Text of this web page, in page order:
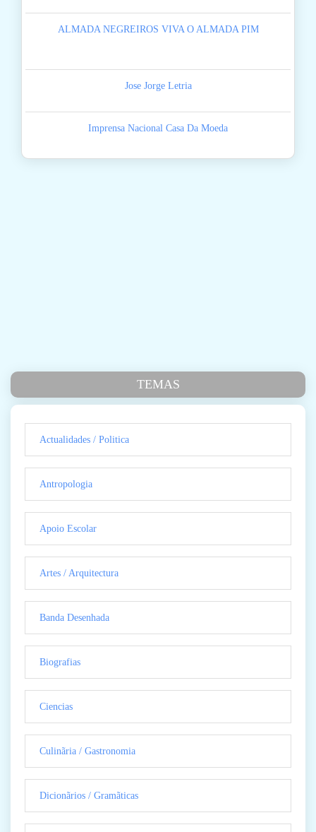
ALMADA NEGREIROS VIVA O ALMADA PIM
Jose Jorge Letria
Imprensa Nacional Casa Da Moeda
TEMAS
Actualidades / Politica
Antropologia
Apoio Escolar
Artes / Arquitectura
Banda Desenhada
Biografias
Ciencias
Culinãria / Gastronomia
Dicionãrios / Gramãticas